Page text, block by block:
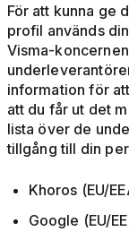
För att kunna ge
profil används
Visma-
information för
att du får ut det
lista över de
tillgång till din
Khoros (EU/
Google (EU/